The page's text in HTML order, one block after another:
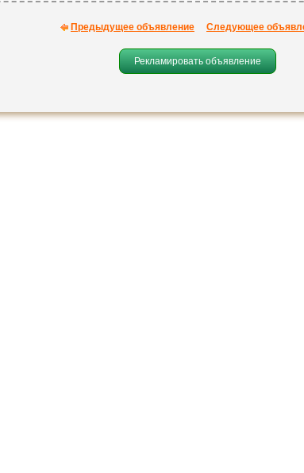
Предыдущее объявление Следующее
Рекламировать объявление